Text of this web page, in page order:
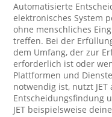
Automatisierte
elektronisches System
ohne menschliches
treffen. Bei der
dem Umfang, der zur
erforderlich ist oder
Plattformen und
notwendig ist, nutzt
Entscheidungsfindung
JET beispielsweise